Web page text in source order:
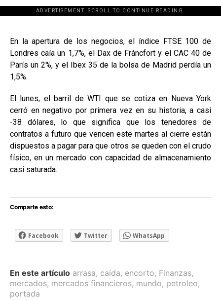
ADVERTISEMENT. SCROLL TO CONTINUE READING.
[adsforwp id="243463"]
En la apertura de los negocios, el índice FTSE 100 de
Londres caía un 1,7%, el Dax de Fráncfort y el CAC 40 de
París un 2%, y el Ibex 35 de la bolsa de Madrid perdía un
1,5%.
El lunes, el barril de WTI que se cotiza en Nueva York
cerró en negativo por primera vez en su historia, a casi
-38 dólares, lo que significa que los tenedores de
contratos a futuro que vencen este martes al cierre están
dispuestos a pagar para que otros se queden con el crudo
físico, en un mercado con capacidad de almacenamiento
casi saturada.
Comparte esto:
Facebook Twitter WhatsApp
En este artículo arrasa, caída, encorto, Finanzas,
mercados, mercados financieros, mundo, petroleo,
portada